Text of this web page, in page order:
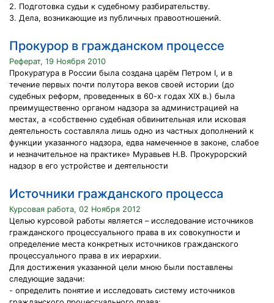
2. Подготовка судьи к судебному разбирательству.
3. Дела, возникающие из публичных правоотношений.
Прокурор в гражданском процессе
Реферат, 19 Ноября 2010
Прокуратура в России была создана царём Петром I, и в
течение первых почти полутора веков своей истории (до
судебных реформ, проведенных в 60-х годах XIX в.) была
преимущественно органом надзора за администрацией на
местах, а «собственно судебная обвинительная или исковая
деятельность составляла лишь одно из частных дополнений к
функции указанного надзора, едва намеченное в законе, слабое
и незначительное на практике» Муравьев Н.В. Прокурорский
надзор в его устройстве и деятельности
Источники гражданского процесса
Курсовая работа, 02 Ноября 2012
Целью курсовой работы является – исследование источников
гражданского процессуального права в их совокупности и
определение места конкретных источников гражданского
процессуального права в их иерархии.
Для достижения указанной цели мною были поставлены
следующие задачи:
- определить понятие и исследовать систему источников